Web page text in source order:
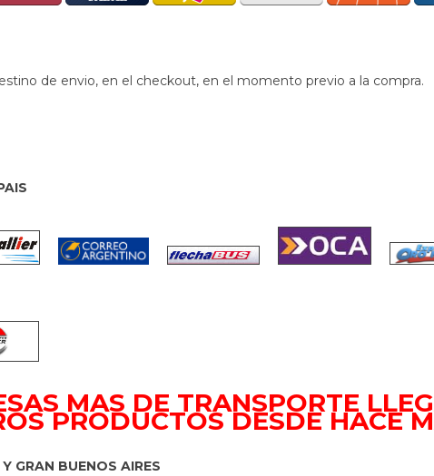
de envio, en el checkout, en el momento previo a la compra.
MAS DE TRANSPORTE
PRODUCTOS DESDE HACE
GRAN BUENOS AIRES